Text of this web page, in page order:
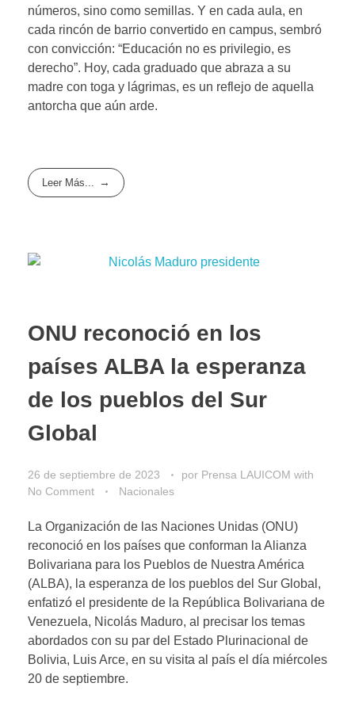
números, sino como semillas. Y en cada aula, en
cada rincón de barrio convertido en campus, sembró
con convicción: “Educación no es privilegio, es
derecho”. Hoy, cada graduado que abraza a su
madre con toga y lágrimas, es un reflejo de aquella
antorcha que aún arde.
Leer Más...
ONU reconoció en los
países ALBA la esperanza
de los pueblos del Sur
Global
26 de septiembre de 2023 por Prensa LAUICOM with
No Comment
Nacionales
La Organización de las Naciones Unidas (ONU)
reconoció en los países que conforman la Alianza
Bolivariana para los Pueblos de Nuestra América
(ALBA), la esperanza de los pueblos del Sur Global,
enfatizó el presidente de la República Bolivariana de
Venezuela, Nicolás Maduro, al precisar los temas
abordados con su par del Estado Plurinacional de
Bolivia, Luis Arce, en su visita al país el día miércoles
20 de septiembre.